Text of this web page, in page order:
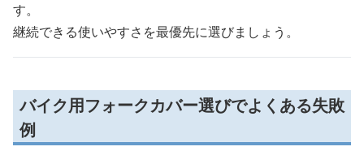
す。
継続できる使いやすさを最優先に選びましょう。
バイク用フォークカバー選びでよくある失敗
例